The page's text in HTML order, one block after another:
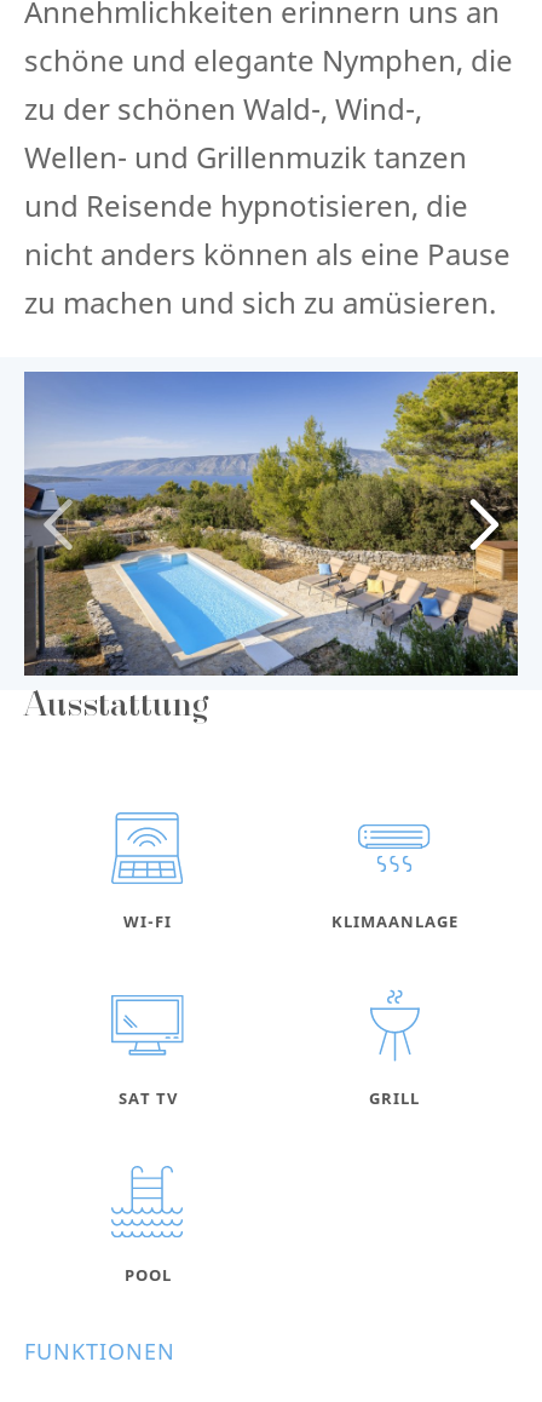
Annehmlichkeiten erinnern uns an
schöne und elegante Nymphen, die
zu der schönen Wald-, Wind-,
Wellen- und Grillenmuzik tanzen
und Reisende hypnotisieren, die
nicht anders können als eine Pause
zu machen und sich zu amüsieren.
Ausstattung
WI-FI KLIMAANLAGE
SAT TV GRILL
POOL
FUNKTIONEN